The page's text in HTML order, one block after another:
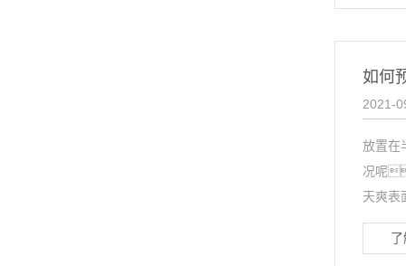
如何
2021-
放置
况呢
天爽表